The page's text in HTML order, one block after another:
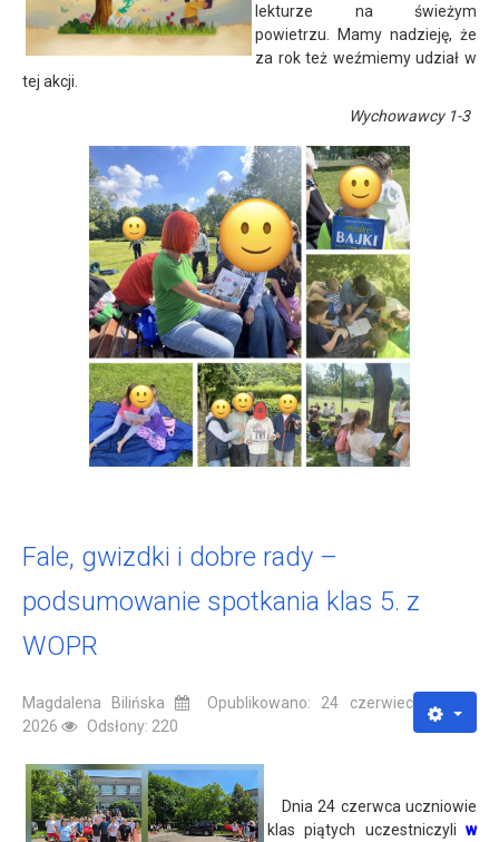
lekturze na świeżym
powietrzu. Mamy nadzieję, że
za rok też weźmiemy udział w
tej akcji.
Wychowawcy 1-3
Fale, gwizdki i dobre rady –
podsumowanie spotkania klas 5. z
WOPR
Magdalena Bilińska
Opublikowano: 24 czerwiec
2026
Odsłony: 220
Dnia 24 czerwca uczniowie
klas piątych uczestniczyli w